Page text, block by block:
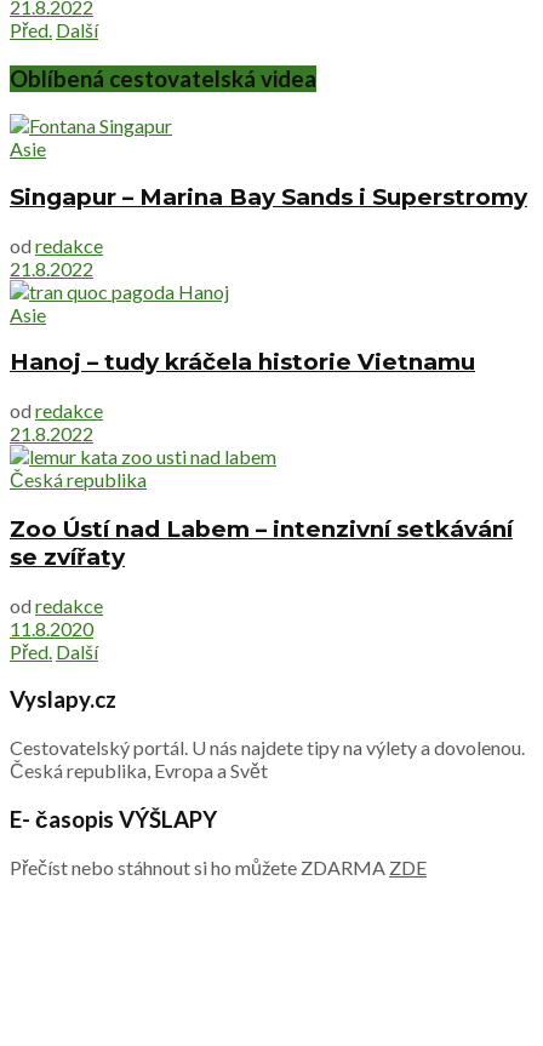
21.8.2022
Před. Další
Oblíbená cestovatelská videa
Asie
Singapur – Marina Bay Sands i Superstromy
od redakce
21.8.2022
Asie
Hanoj – tudy kráčela historie Vietnamu
od redakce
21.8.2022
Česká republika
Zoo Ústí nad Labem – intenzivní setkávání
se zvířaty
od redakce
11.8.2020
Před. Další
Vyslapy.cz
Cestovatelský portál. U nás najdete tipy na výlety a dovolenou.
Česká republika, Evropa a Svět
E- časopis VÝŠLAPY
Přečíst nebo stáhnout si ho můžete ZDARMA ZDE